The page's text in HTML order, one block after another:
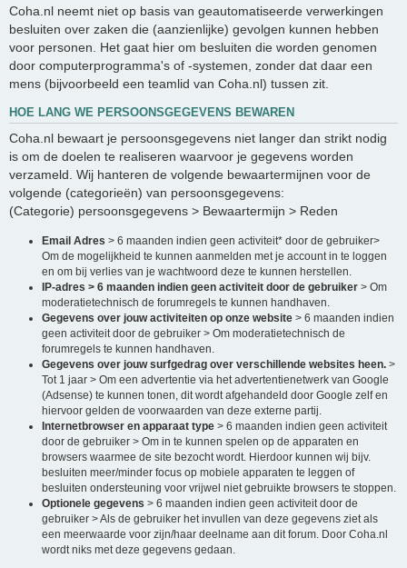
Coha.nl neemt niet op basis van geautomatiseerde verwerkingen
besluiten over zaken die (aanzienlijke) gevolgen kunnen hebben
voor personen. Het gaat hier om besluiten die worden genomen
door computerprogramma's of -systemen, zonder dat daar een
mens (bijvoorbeeld een teamlid van Coha.nl) tussen zit.
HOE LANG WE PERSOONSGEGEVENS BEWAREN
Coha.nl bewaart je persoonsgegevens niet langer dan strikt nodig
is om de doelen te realiseren waarvoor je gegevens worden
verzameld. Wij hanteren de volgende bewaartermijnen voor de
volgende (categorieën) van persoonsgegevens:
(Categorie) persoonsgegevens > Bewaartermijn > Reden
Email Adres > 6 maanden indien geen activiteit* door de gebruiker>
Om de mogelijkheid te kunnen aanmelden met je account in te loggen
en om bij verlies van je wachtwoord deze te kunnen herstellen.
IP-adres > 6 maanden indien geen activiteit door de gebruiker > Om
moderatietechnisch de forumregels te kunnen handhaven.
Gegevens over jouw activiteiten op onze website > 6 maanden indien
geen activiteit door de gebruiker > Om moderatietechnisch de
forumregels te kunnen handhaven.
Gegevens over jouw surfgedrag over verschillende websites heen. >
Tot 1 jaar > Om een advertentie via het advertentienetwerk van Google
(Adsense) te kunnen tonen, dit wordt afgehandeld door Google zelf en
hiervoor gelden de voorwaarden van deze externe partij.
Internetbrowser en apparaat type > 6 maanden indien geen activiteit
door de gebruiker > Om in te kunnen spelen op de apparaten en
browsers waarmee de site bezocht wordt. Hierdoor kunnen wij bijv.
besluiten meer/minder focus op mobiele apparaten te leggen of
besluiten ondersteuning voor vrijwel niet gebruikte browsers te stoppen.
Optionele gegevens > 6 maanden indien geen activiteit door de
gebruiker > Als de gebruiker het invullen van deze gegevens ziet als
een meerwaarde voor zijn/haar deelname aan dit forum. Door Coha.nl
wordt niks met deze gegevens gedaan.